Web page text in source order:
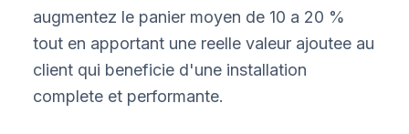
augmentez le panier moyen de 10 a 20 %
tout en apportant une reelle valeur ajoutee au
client qui beneficie d'une installation
complete et performante.